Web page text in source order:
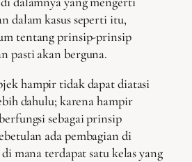
dalam kasus seperti itu,
tentang prinsip-prinsip
pasti akan berguna.
hampir tidak dapat diatasi
dahulu; karena hampir
sebagai prinsip
ada pembagian di
mana terdapat satu kelas yang